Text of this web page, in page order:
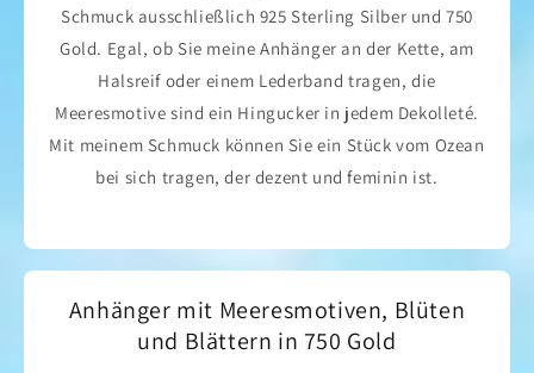
Schmuck ausschließlich 925 Sterling Silber und 750
Gold. Egal, ob Sie meine Anhänger an der Kette, am
Halsreif oder einem Lederband tragen, die
Meeresmotive sind ein Hingucker in jedem Dekolleté.
Mit meinem Schmuck können Sie ein Stück vom Ozean
bei sich tragen, der dezent und feminin ist.
Anhänger mit Meeresmotiven, Blüten
und Blättern in 750 Gold